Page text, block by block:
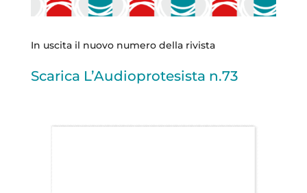
In uscita il nuovo numero della rivista
Scarica L’Audioprotesista n.73